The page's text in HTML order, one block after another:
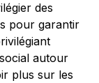
des
pour garantir
autour
plus sur les